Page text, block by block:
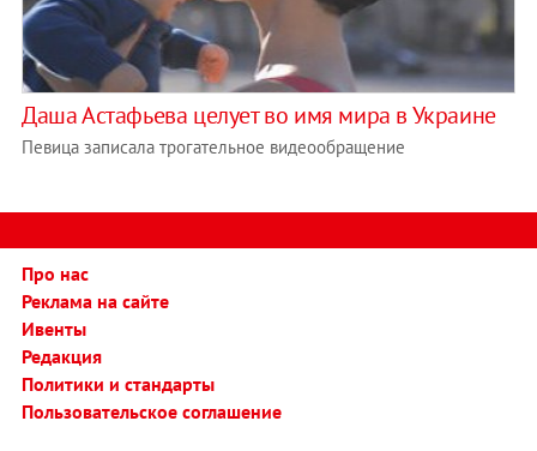
Даша Астафьева целует во имя мира в Украине
Певица записала трогательное видеообращение
Про нас
Реклама на сайте
Ивенты
Редакция
Политики и стандарты
Пользовательское соглашение